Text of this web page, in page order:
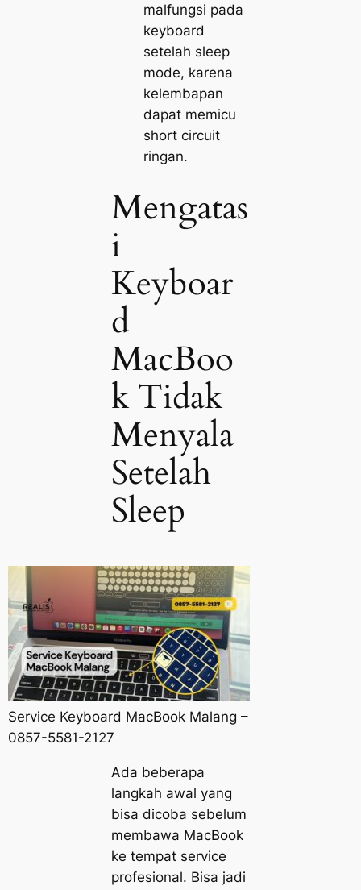
malfungsi pada
keyboard
setelah sleep
mode, karena
kelembapan
dapat memicu
short circuit
ringan.
Mengatas
i
Keyboar
d
MacBoo
k Tidak
Menyala
Setelah
Sleep
Service Keyboard MacBook Malang –
0857-5581-2127
Ada beberapa
langkah awal yang
bisa dicoba sebelum
membawa MacBook
ke tempat service
profesional. Bisa jadi